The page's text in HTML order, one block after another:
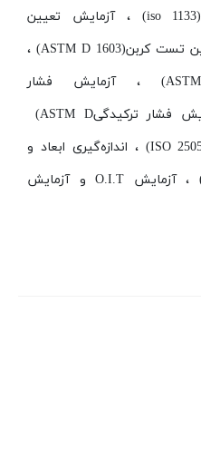
(iso 1133)، آزمایش تعیین
تست کربن(ASTM D 1603) ،
، آزمایش فشار
فشار ترکیدگی(ASTM D
(ISO، اندازه‌گیری ابعاد و
، آزمایش O.I.T و آزمایش